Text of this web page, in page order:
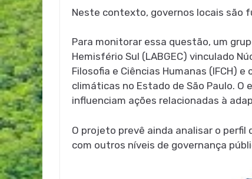
Neste contexto, governos locais são
Para monitorar essa questão, um
Hemisfério Sul (LABGEC) vinculado
Filosofia e Ciências Humanas (IFCH)
climáticas no Estado de São Paulo.
influenciam ações relacionadas à
O projeto prevê ainda analisar o
com outros níveis de governança